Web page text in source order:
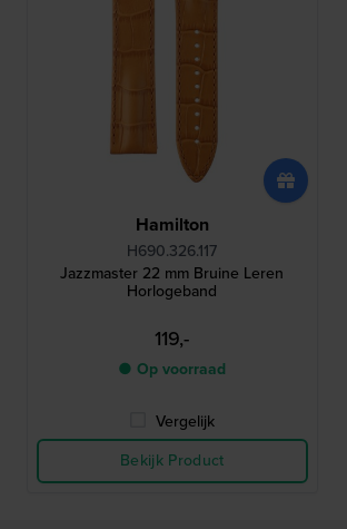
Hamilton
H690.326.117
Jazzmaster 22 mm Bruine Leren
Horlogeband
119,-
● Op voorraad
Vergelijk
Bekijk Product